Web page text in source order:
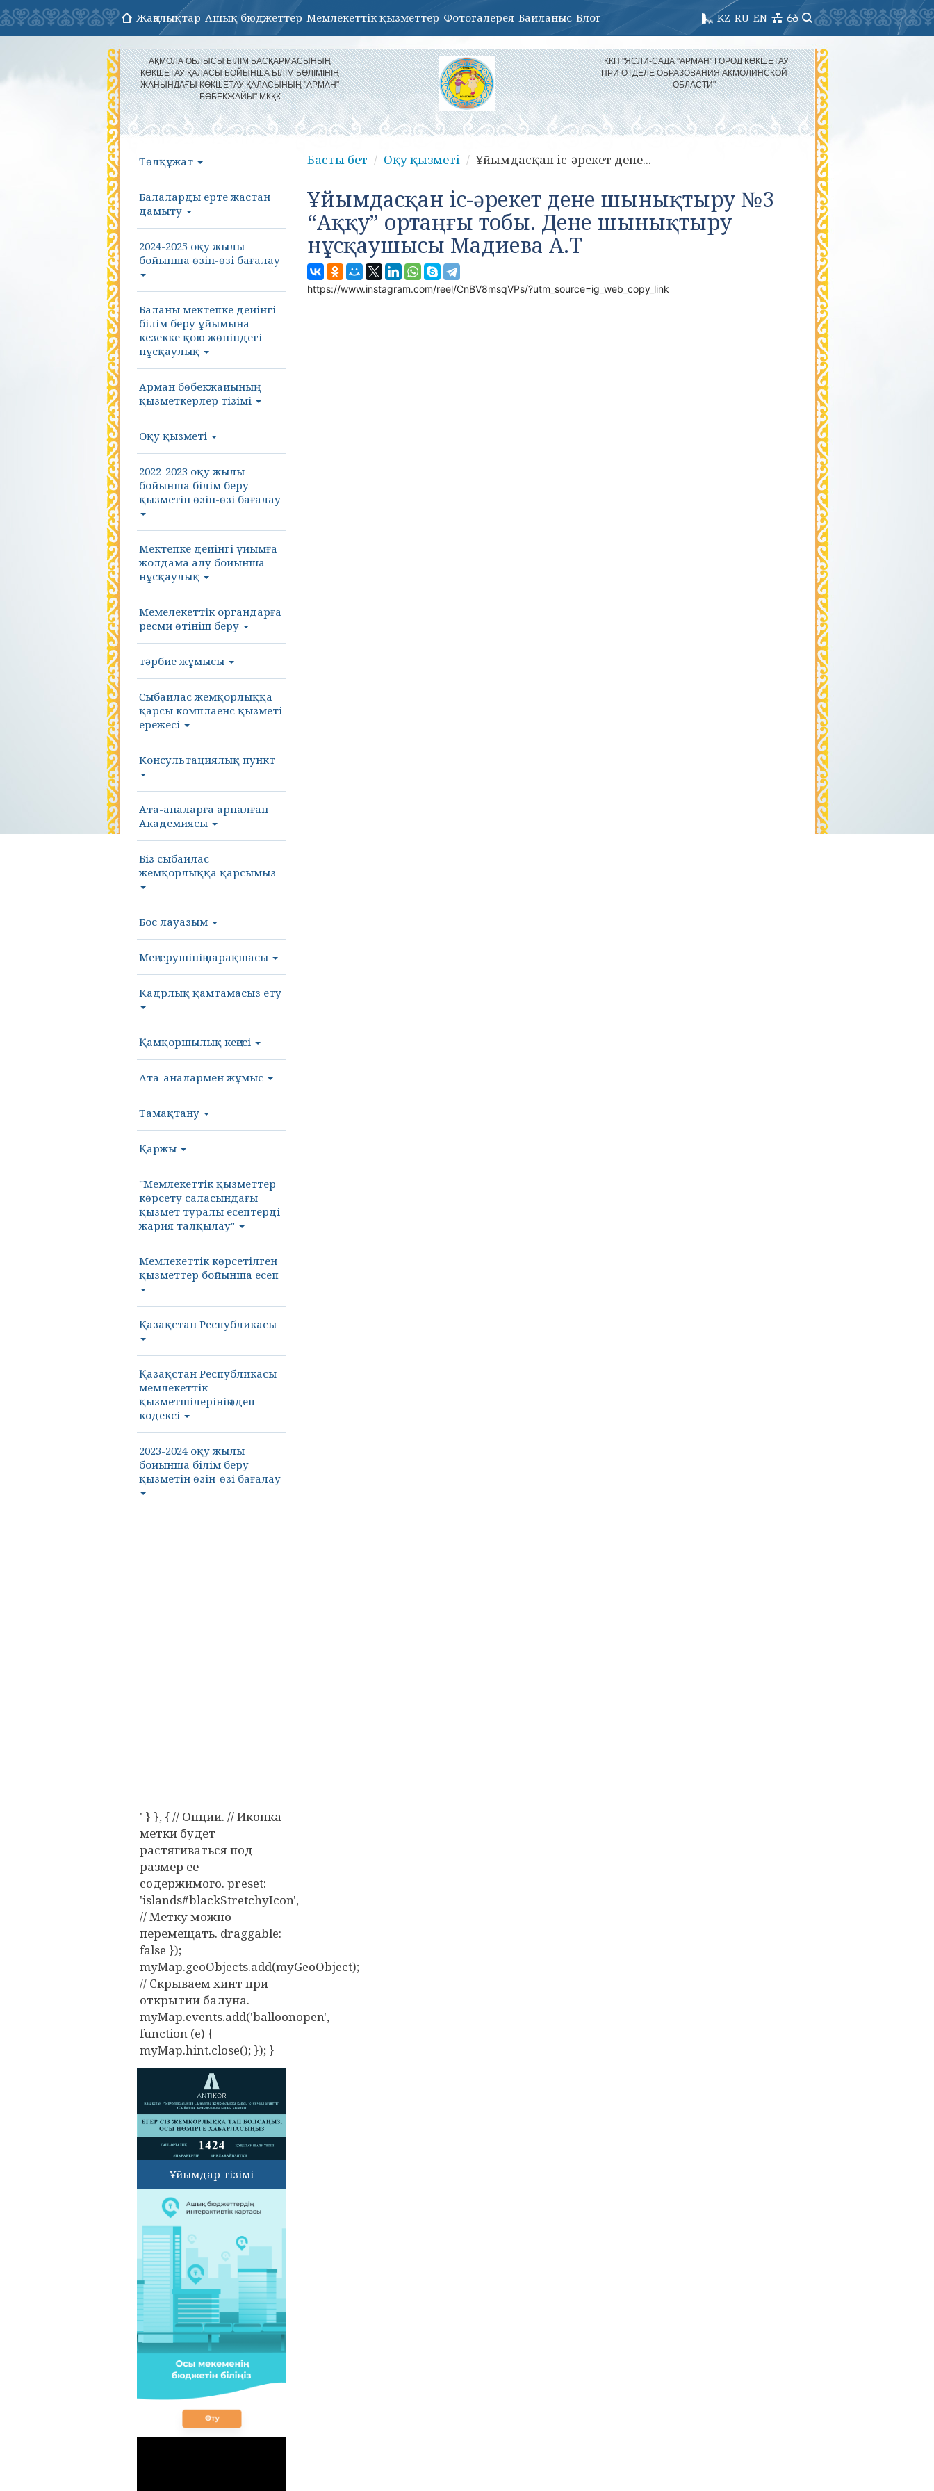
Жаңалықтар Ашық бюджеттер Мемлекеттік қызметтер Фотогалерея Байланыс Блог EN
RU
KZ
АҚМОЛА ОБЛЫСЫ БІЛІМ БАСҚАРМАСЫНЫҢ
КӨКШЕТАУ ҚАЛАСЫ БОЙЫНША БІЛІМ БӨЛІМІНІҢ
ЖАНЫНДАҒЫ КӨКШЕТАУ ҚАЛАСЫНЫҢ "АРМАН"
БӨБЕКЖАЙЫ" МКҚК
ГККП "ЯСЛИ-САДА "АРМАН" ГОРОД КӨКШЕТАУ
ПРИ ОТДЕЛЕ ОБРАЗОВАНИЯ АКМОЛИНСКОЙ
ОБЛАСТИ"
Төлқұжат
Балаларды ерте жастан
дамыту
2024-2025 оқу жылы
бойынша өзін-өзі бағалау
Баланы мектепке дейінгі
білім беру ұйымына
кезекке қою жөніндегі
нұсқаулық
Арман бөбекжайының
қызметкерлер тізімі
Оқу қызметі
2022-2023 оқу жылы
бойынша білім беру
қызметін өзін-өзі бағалау
Мектепке дейінгі ұйымға
жолдама алу бойынша
нұсқаулық
Мемелекеттік органдарға
ресми өтініш беру
тәрбие жұмысы
Cыбайлас жемқорлыққа
қарсы комплаенс қызметі
ережесі
Консультациялық пункт
Ата-аналарға арналған
Академиясы
Біз сыбайлас
жемқорлыққа қарсымыз
Бос лауазым
Меңгерушінің парақшасы
Кадрлық қамтамасыз ету
Қамқоршылық кеңесі
Ата-аналармен жұмыс
Тамақтану
Қаржы
"Мемлекеттік қызметтер
көрсету саласындағы
қызмет туралы есептерді
жария талқылау"
Мемлекеттік көрсетілген
қызметтер бойынша есеп
Қазақстан Республикасы
Қазақстан Республикасы
мемлекеттік
қызметшілерінің әдеп
кодексі
2023-2024 оқу жылы
бойынша білім беру
қызметін өзін-өзі бағалау
' } }, { // Опции. // Иконка
метки будет
растягиваться под
размер ее
содержимого. preset:
'islands#blackStretchyIcon',
// Метку можно
перемещать. draggable:
false });
myMap.geoObjects.add(myGeoObject);
// Скрываем хинт при
открытии балуна.
myMap.events.add('balloonopen',
function (e) {
myMap.hint.close(); }); }
Ұйымдар тізімі
Басты бет Оқу қызметі Ұйымдасқан іс-әрекет дене...
Ұйымдасқан іс-әрекет дене шынықтыру №3
“Аққу” ортаңғы тобы. Дене шынықтыру
нұсқаушысы Мадиева А.Т
https://www.instagram.com/reel/CnBV8msqVPs/?utm_source=ig_web_copy_link